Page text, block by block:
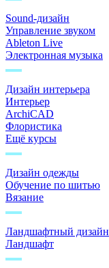
Sound-дизайн
Управление звуком
Ableton Live
Электронная музыка
Дизайн интерьера
Интерьер
ArchiCAD
Флористика
Ещё курсы
Дизайн одежды
Обучение по шитью
Вязание
Ландшафтный дизайн
Ландшафт